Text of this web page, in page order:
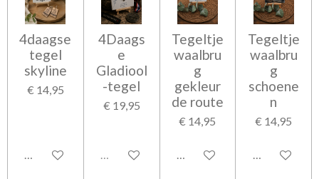
4daagse
tegel
skyline
€ 14,95
Bekijk details
4Daags
e
Gladiool
-tegel
€ 19,95
Uitverkocht
Tegeltje
waalbru
g
gekleur
de route
€ 14,95
Bekijk details
Tegeltje
waalbru
g
schoene
n
€ 14,95
Bekijk details